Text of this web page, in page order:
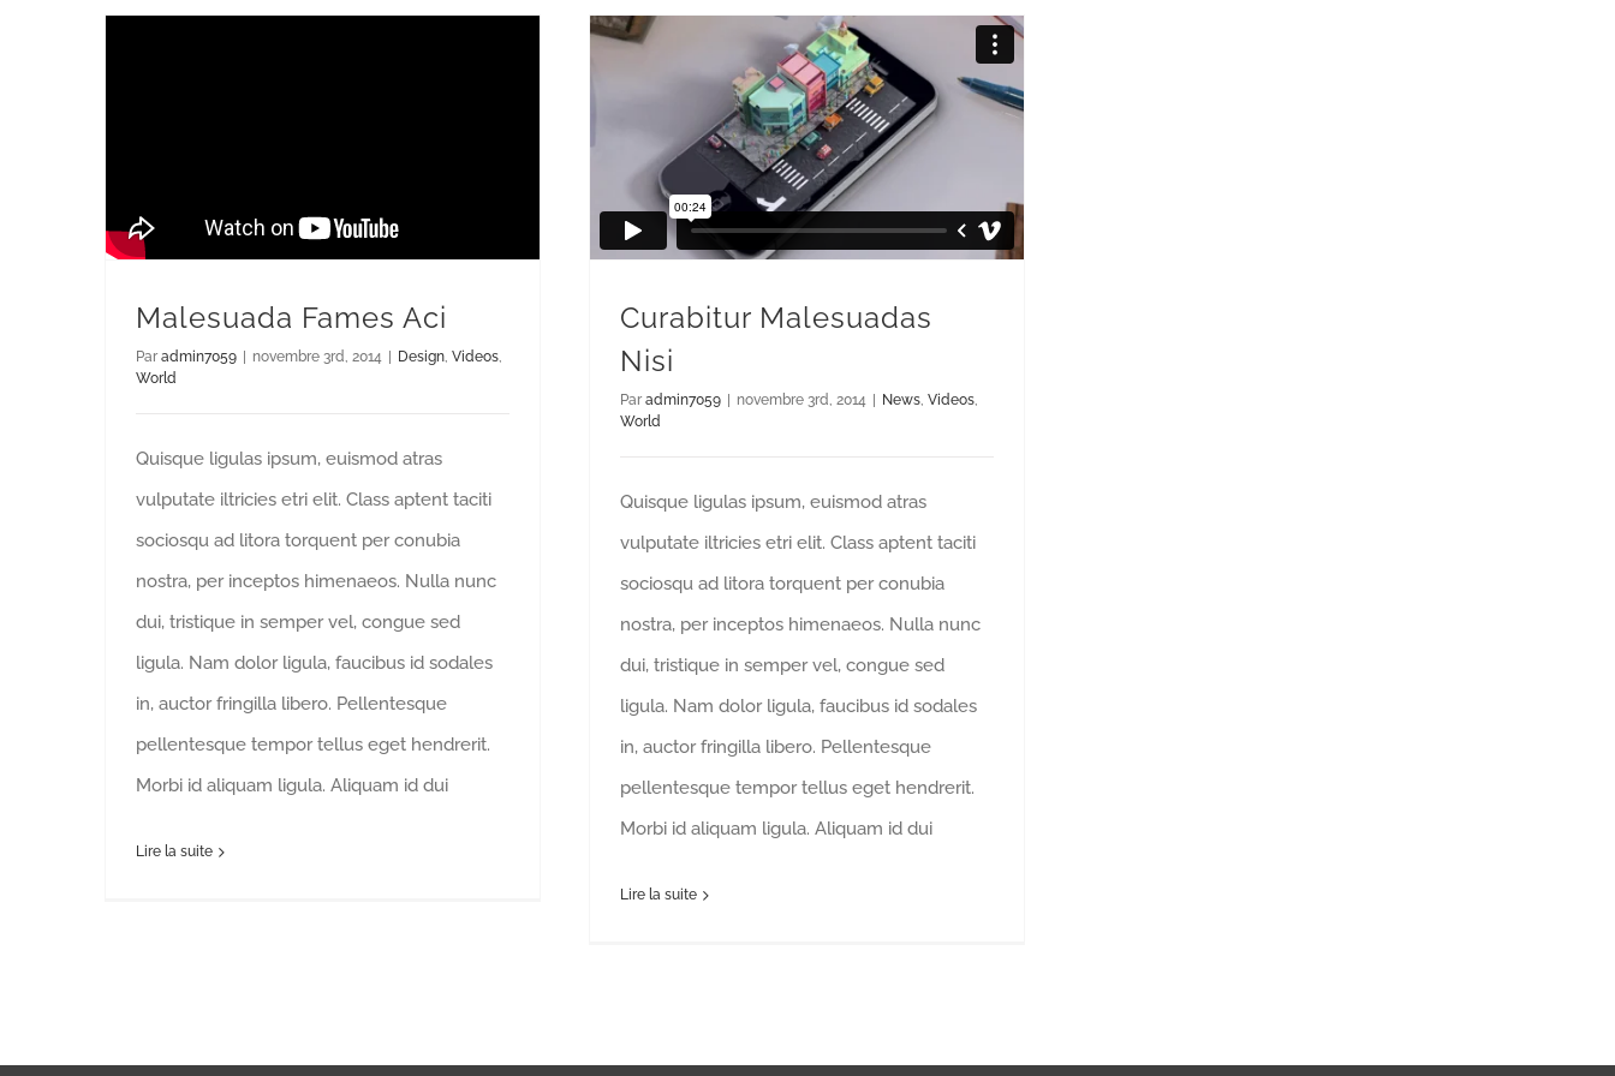
Malesuada Fames Aci
Par admin7059 novembre 3rd, 2014 Design, Videos,
World
Quisque ligulas ipsum, euismod atras
vulputate iltricies etri elit. Class aptent taciti
sociosqu ad litora torquent per conubia
nostra, per inceptos himenaeos. Nulla nunc
dui, tristique in semper vel, congue sed
ligula. Nam dolor ligula, faucibus id sodales
in, auctor fringilla libero. Pellentesque
pellentesque tempor tellus eget hendrerit.
Morbi id aliquam ligula. Aliquam id dui
Lire la suite
Curabitur Malesuadas
Nisi
Par admin7059 novembre 3rd, 2014 News, Videos,
World
Quisque ligulas ipsum, euismod atras
vulputate iltricies etri elit. Class aptent taciti
sociosqu ad litora torquent per conubia
nostra, per inceptos himenaeos. Nulla nunc
dui, tristique in semper vel, congue sed
ligula. Nam dolor ligula, faucibus id sodales
in, auctor fringilla libero. Pellentesque
pellentesque tempor tellus eget hendrerit.
Morbi id aliquam ligula. Aliquam id dui
Lire la suite